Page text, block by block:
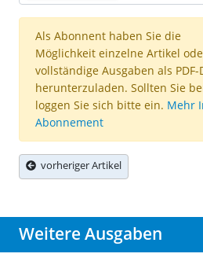
Als Abonnent haben Sie die
Möglichkeit einzelne Artikel
vollständige Ausgaben als PDF-
herunterzuladen. Sollten Sie
loggen Sie sich bitte ein. Mehr
Abonnement
vorheriger Artikel
Weitere Ausgaben